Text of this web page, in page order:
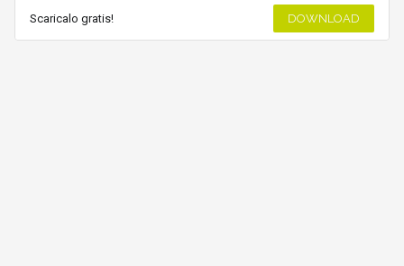
Scaricalo gratis! DOWNLOAD